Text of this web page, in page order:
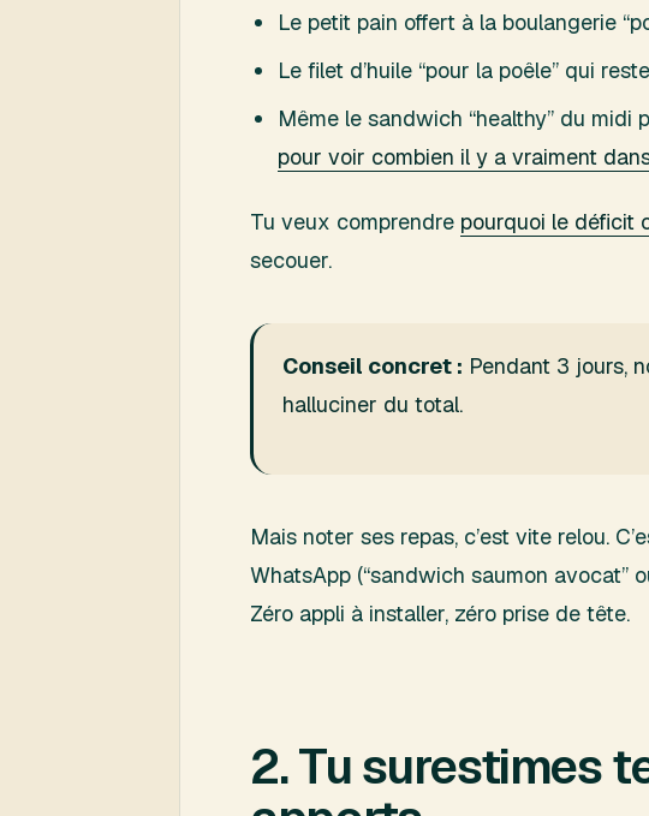
Le petit pain offert à la boulangerie
Le filet d’huile “pour la poêle” qui
Même le sandwich “healthy” du
pour voir combien il y a vraiment
Tu veux comprendre pourquoi le déficit
secouer.
Conseil concret : Pendant 3 jours,
halluciner du total.
Mais noter ses repas, c’est vite relou.
WhatsApp (“sandwich saumon avocat”
Zéro appli à installer, zéro prise de tête.
2. Tu surestimes